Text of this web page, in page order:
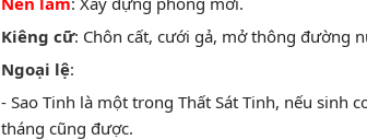
Kiêng cữ: Chôn cất, cưới gả, mở thông đường
Ngoại lệ:
- Sao Tinh là một trong Thất Sát Tinh, nếu sinh
tháng cũng được.